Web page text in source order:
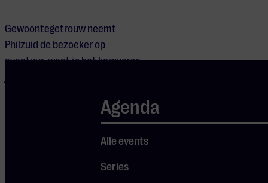
Agenda
Alle events
Series
Gewoontegetrouw neemt
Philzuid de bezoeker op
avontuur, want in het kersverse
mag solotrompettist van
Philzuid, Ramon Wolkenfelt,
stralen in het zinderende
Armeense componist Grigori. De